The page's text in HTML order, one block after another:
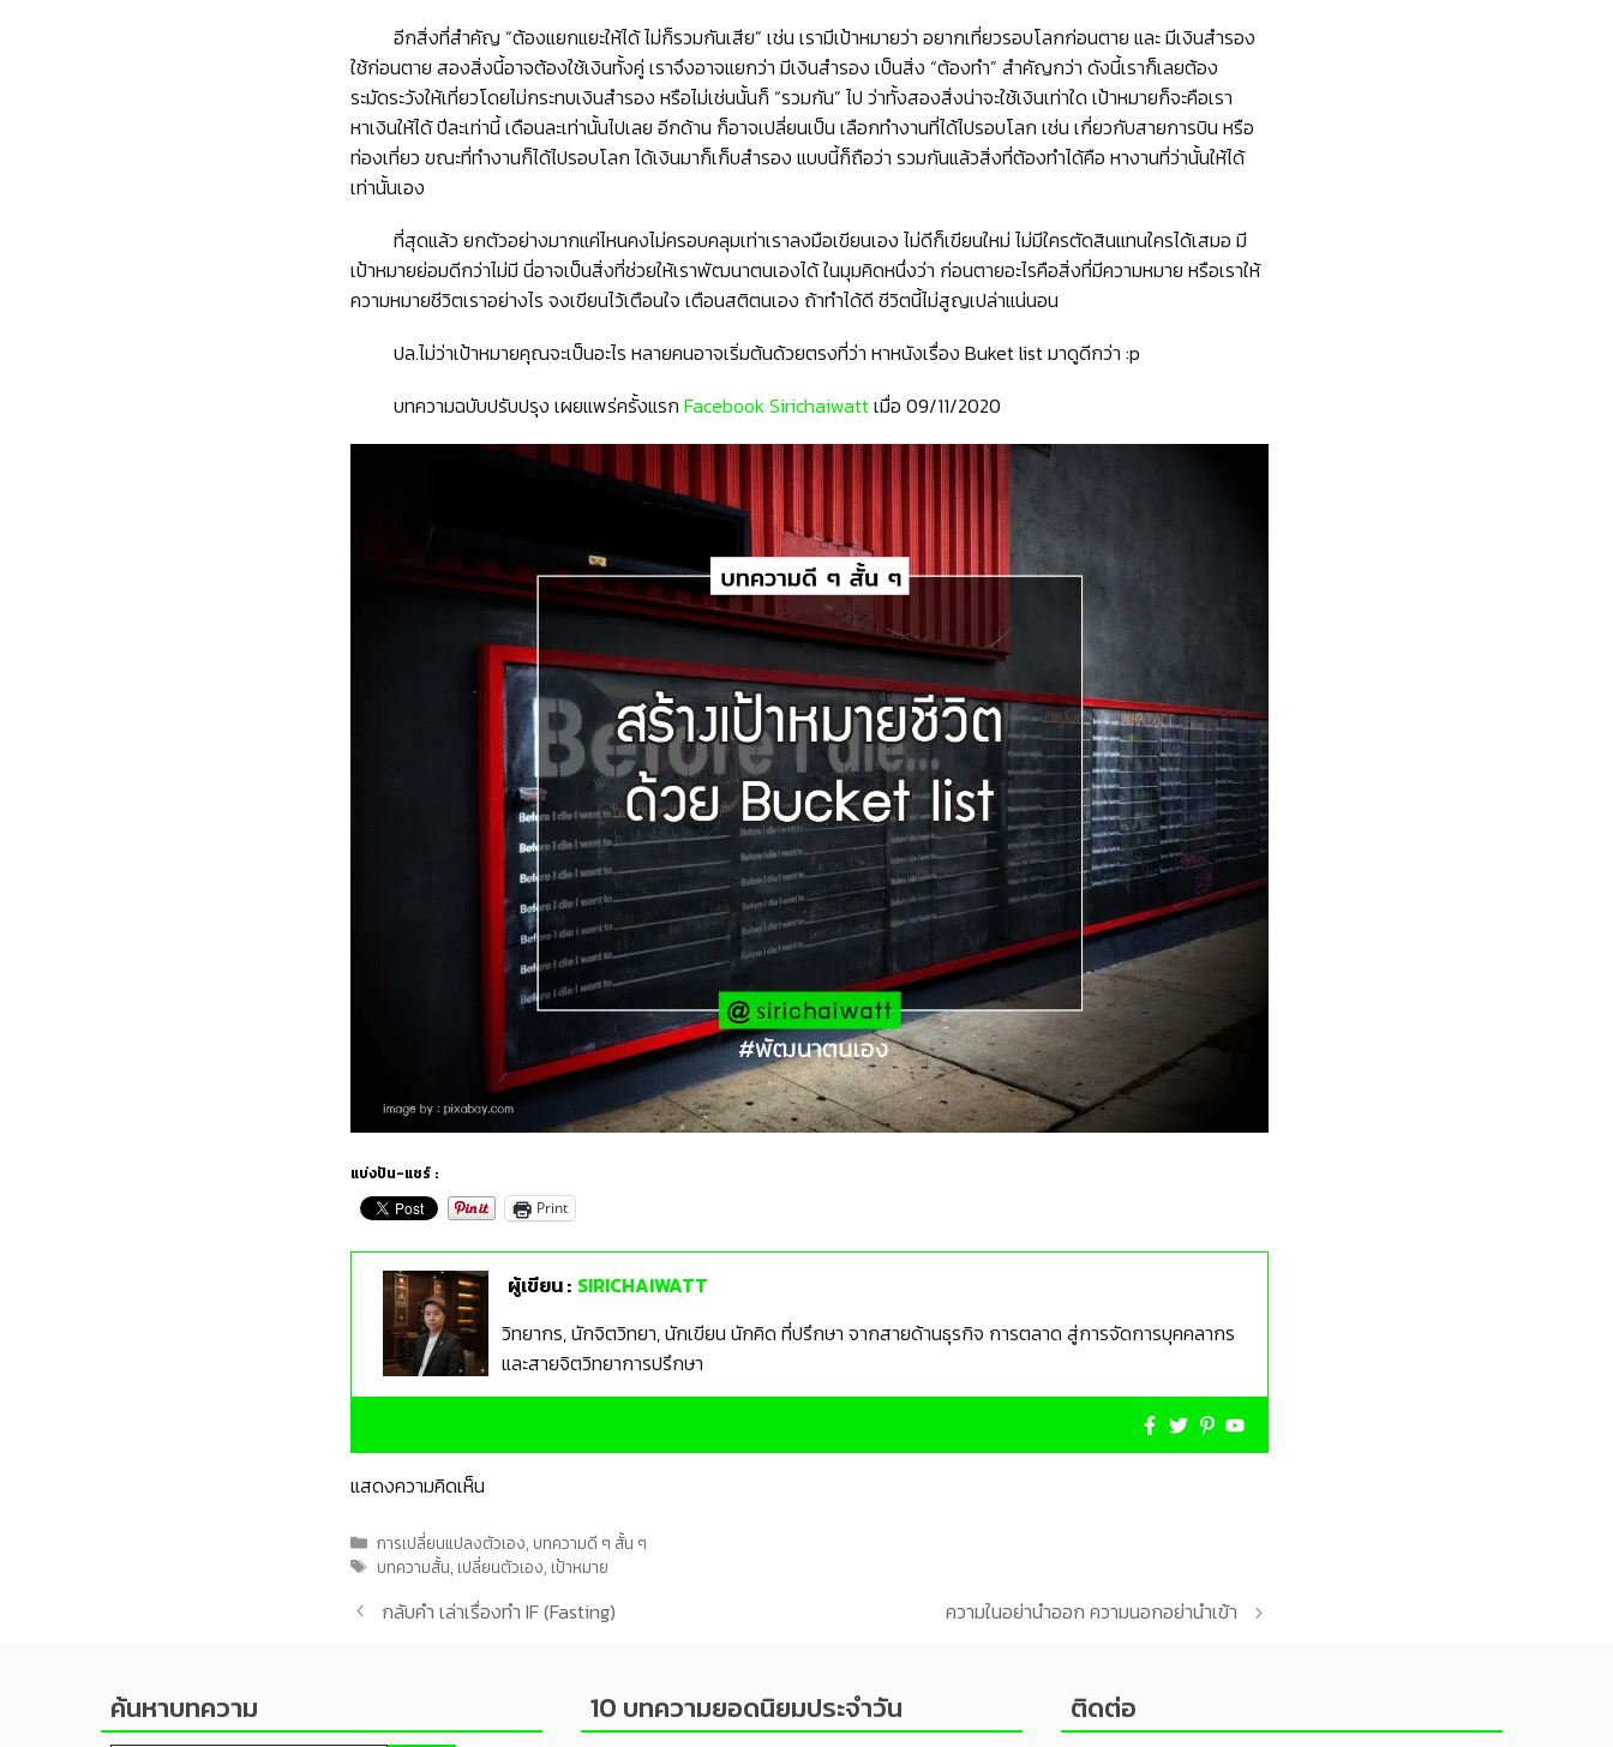
อีกสิ่งที่สำคัญ “ต้องแยกแยะให้ได้ ไม่ก็รวมกันเสีย” เช่น เรามีเป้าหมายว่า อยากเที่ยวรอบโลกก่อนตาย และ มีเงินสำรอง
ใช้ก่อนตาย สองสิ่งนี้อาจต้องใช้เงินทั้งคู่ เราจึงอาจแยกว่า มีเงินสำรอง เป็นสิ่ง “ต้องทำ” สำคัญกว่า ดังนี้เราก็เลยต้อง
ระมัดระวังให้เที่ยวโดยไม่กระทบเงินสำรอง หรือไม่เช่นนั้นก็ “รวมกัน” ไป ว่าทั้งสองสิ่งน่าจะใช้เงินเท่าใด เป้าหมายก็จะคือเรา
หาเงินให้ได้ ปีละเท่านี้ เดือนละเท่านั้นไปเลย อีกด้าน ก็อาจเปลี่ยนเป็น เลือกทำงานที่ได้ไปรอบโลก เช่น เกี่ยวกับสายการบิน หรือ
ท่องเที่ยว ขณะที่ทำงานก็ได้ไปรอบโลก ได้เงินมาก็เก็บสำรอง แบบนี้ก็ถือว่า รวมกันแล้วสิ่งที่ต้องทำได้คือ หางานที่ว่านั้นให้ได้
เท่านั้นเอง
ที่สุดแล้ว ยกตัวอย่างมากแค่ไหนคงไม่ครอบคลุมเท่าเราลงมือเขียนเอง ไม่ดีก็เขียนใหม่ ไม่มีใครตัดสินแทนใครได้เสมอ มี
เป้าหมายย่อมดีกว่าไม่มี นี่อาจเป็นสิ่งที่ช่วยให้เราพัฒนาตนเองได้ ในมุมคิดหนึ่งว่า ก่อนตายอะไรคือสิ่งที่มีความหมาย หรือเราให้
ความหมายชีวิตเราอย่างไร จงเขียนไว้เตือนใจ เตือนสติตนเอง ถ้าทำได้ดี ชีวิตนี้ไม่สูญเปล่าแน่นอน
ปล.ไม่ว่าเป้าหมายคุณจะเป็นอะไร หลายคนอาจเริ่มต้นด้วยตรงที่ว่า หาหนังเรื่อง Buket list มาดูดีกว่า :p
บทความฉบับปรับปรุง เผยแพร่ครั้งแรก Facebook Sirichaiwattเมื่อ 09/11/2020
แบ่งปัน-แชร์ :
Print
ผู้เขียน : SIRICHAIWATT
วิทยากร, นักจิตวิทยา, นักเขียน นักคิด ที่ปรึกษา จากสายด้านธุรกิจ การตลาด สู่การจัดการบุคคลากร
และสายจิตวิทยาการปรึกษา
แสดงความคิดเห็น
Categories
การเปลี่ยนแปลงตัวเอง, บทความดี ๆ สั้น ๆ
Tags
บทความสั้น, เปลี่ยนตัวเอง, เป้าหมาย
กลับคำ เล่าเรื่องทำ IF (Fasting) ความในอย่านำออก ความนอกอย่านำเข้า
ค้นหาบทความ 10 บทความยอดนิยมประจำวัน ติดต่อ